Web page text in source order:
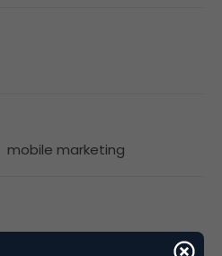
mobile marketing